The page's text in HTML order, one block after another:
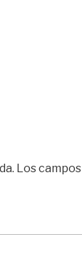
Los campos